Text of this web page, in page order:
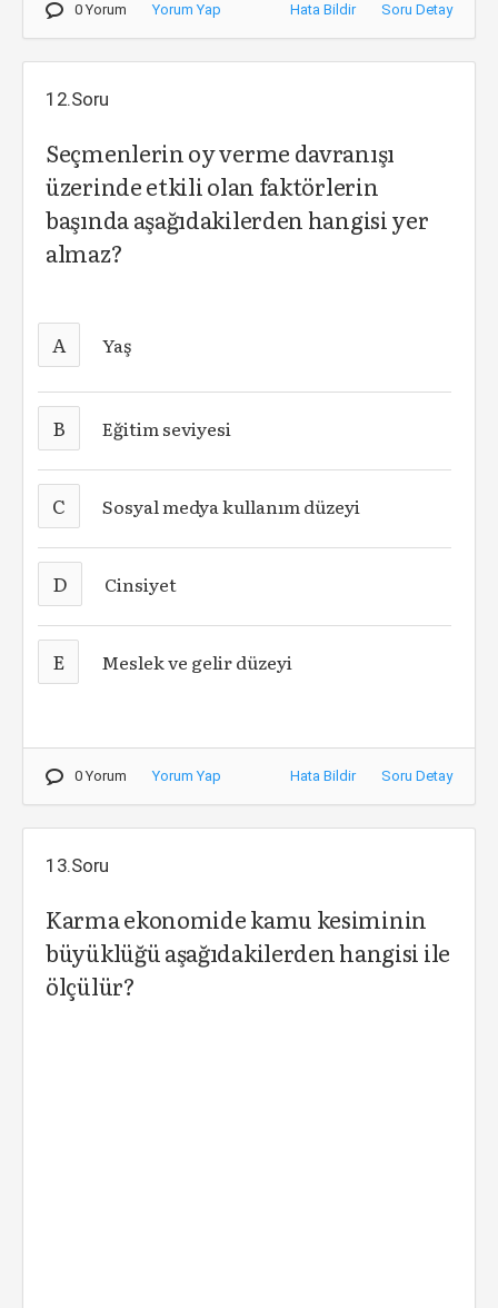
0 Yorum Yorum Yap Hata Bildir Soru Detay
12.Soru
Seçmenlerin oy verme davranışı
üzerinde etkili olan faktörlerin
başında aşağıdakilerden hangisi yer
almaz?
A Yaş
B Eğitim seviyesi
C Sosyal medya kullanım düzeyi
D Cinsiyet
E Meslek ve gelir düzeyi
0 Yorum Yorum Yap Hata Bildir Soru Detay
13.Soru
Karma ekonomide kamu kesiminin
büyüklüğü aşağıdakilerden hangisi ile
ölçülür?